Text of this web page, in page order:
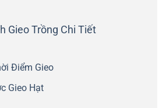
Gieo Trồng Chi Tiết
Điểm Gieo
Gieo Hạt